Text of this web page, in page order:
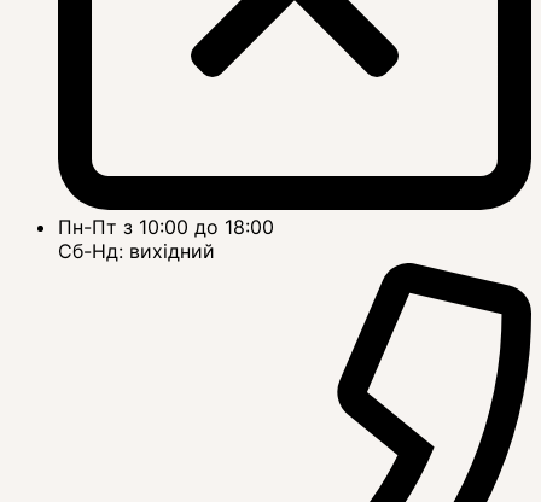
Пн-Пт з 10:00 до 18:00
Сб-Нд: вихідний